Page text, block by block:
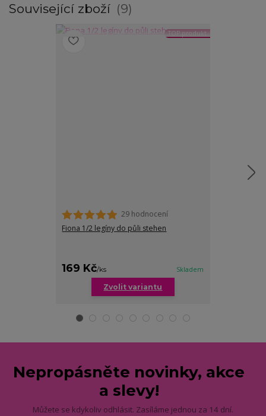
Související zboží 9
TOP produkt
29 hodnocení
Fiona 1/2 legíny do půli stehen
169 Kč/ks Skladem
Zvolit variantu
Nepropásněte novinky, akce
a slevy!
Můžete se kdykoliv odhlásit. Zasíláme jednou za 14 dní.